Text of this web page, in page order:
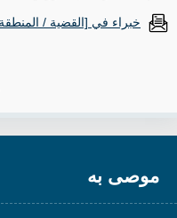
خبراء في [القضية /
موصى به